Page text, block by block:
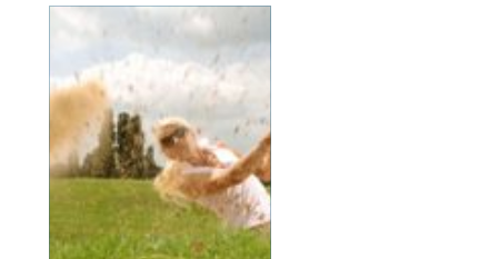
spara stora pengar på
sikt. I en kuststad som
Göteb...